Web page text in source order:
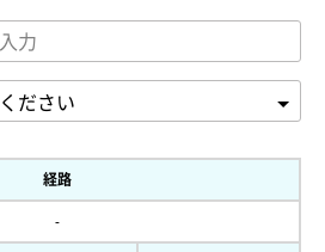
経路
-